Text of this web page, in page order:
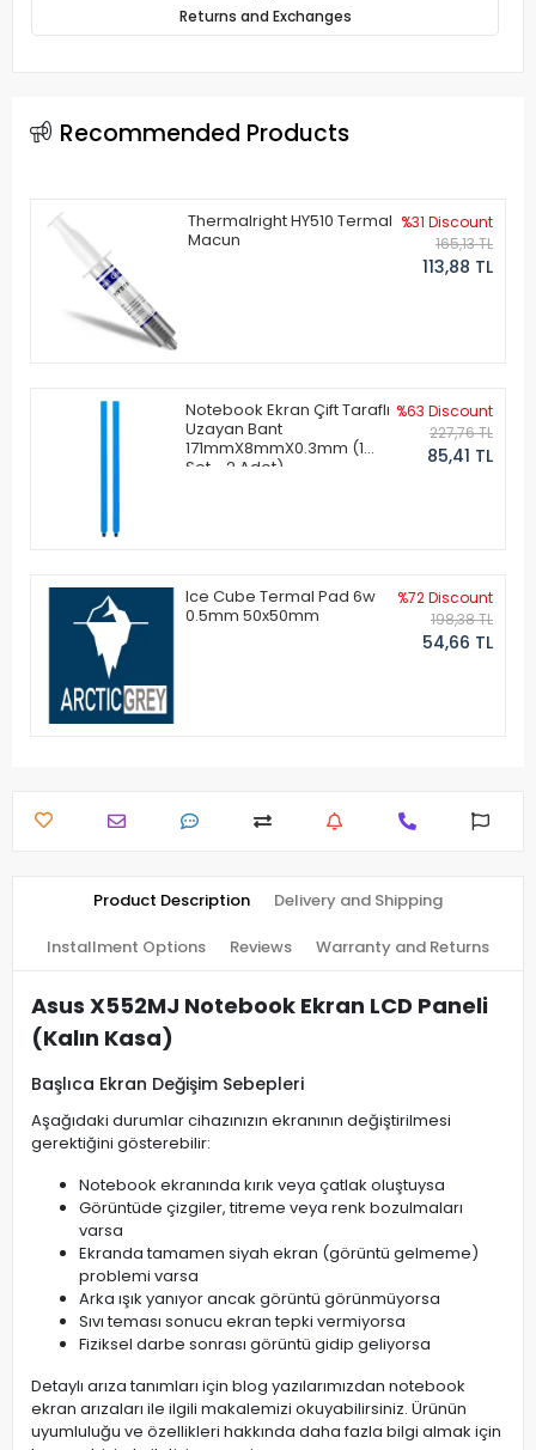
Returns and Exchanges
Recommended Products
Thermalright HY510 Termal
Macun
%31 Discount
165,13 TL
113,88 TL
Notebook Ekran Çift Taraflı
Uzayan Bant
171mmX8mmX0.3mm (1
Set - 2 Adet)
%63 Discount
227,76 TL
85,41 TL
Ice Cube Termal Pad 6w
0.5mm 50x50mm
%72 Discount
198,38 TL
54,66 TL
Product Description Delivery and Shipping
Installment Options Reviews Warranty and Returns
Asus X552MJ Notebook Ekran LCD Paneli
(Kalın Kasa)
Başlıca Ekran Değişim Sebepleri
Aşağıdaki durumlar cihazınızın ekranının değiştirilmesi
gerektiğini gösterebilir:
Notebook ekranında kırık veya çatlak oluştuysa
Görüntüde çizgiler, titreme veya renk bozulmaları
varsa
Ekranda tamamen siyah ekran (görüntü gelmeme)
problemi varsa
Arka ışık yanıyor ancak görüntü görünmüyorsa
Sıvı teması sonucu ekran tepki vermiyorsa
Fiziksel darbe sonrası görüntü gidip geliyorsa
Detaylı arıza tanımları için blog yazılarımızdan notebook
ekran arızaları ile ilgili makalemizi okuyabilirsiniz. Ürünün
uyumluluğu ve özellikleri hakkında daha fazla bilgi almak için